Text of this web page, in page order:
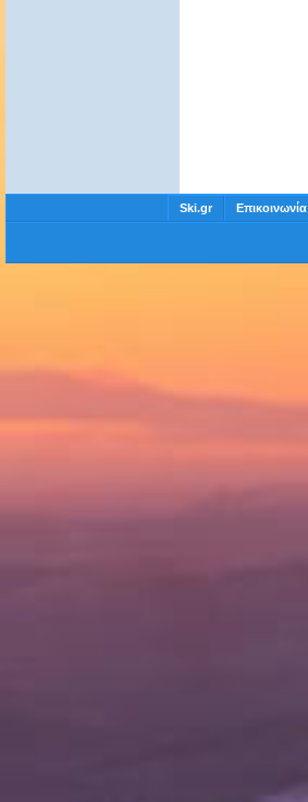
Ski.gr Επικοινωνία